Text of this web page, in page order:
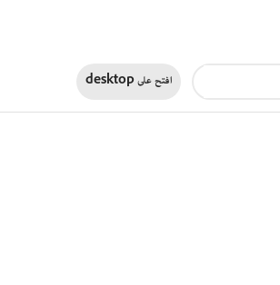
افتح علىdesktop